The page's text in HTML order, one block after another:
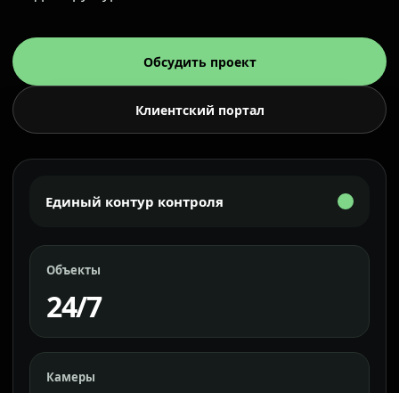
Обсудить проект
Клиентский портал
Единый контур контроля
Объекты
24/7
Камеры